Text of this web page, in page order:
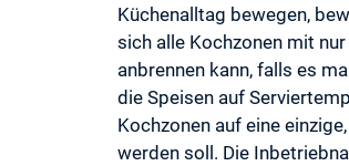
Küchenalltag bewegen,
sich alle Kochzonen mit
anbrennen kann, falls es
die Speisen auf
Kochzonen auf eine
werden soll. Die